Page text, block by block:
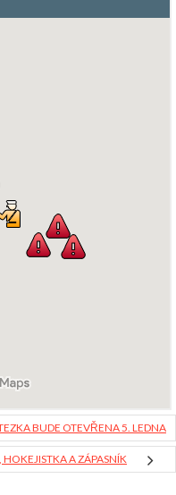
BUDE OTEVŘENA 5. LEDNA
A ZÁPASNÍK